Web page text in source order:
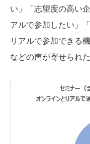
い」「志望度の高い
アルで参加したい」
リアルで参加できる
などの声が寄せられた